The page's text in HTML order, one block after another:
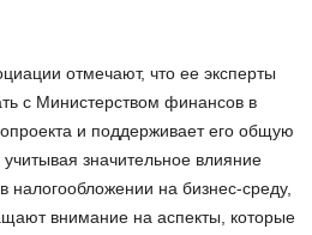
отмечают, что ее эксперты
с Министерством финансов в
и поддерживает его общую
значительное влияние
на бизнес-среду,
внимание на аспекты, которые